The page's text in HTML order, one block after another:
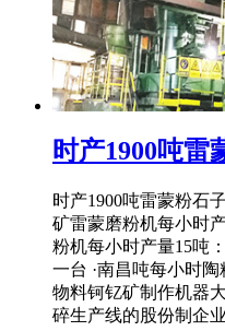
时产1900吨雷
时产1900吨雷蒙粉石
矿雷蒙磨粉机每小时
粉机每小时产量15吨
一台 ·南昌吨每小时
物料钶钇矿制作机器
碎生产线的股份制企